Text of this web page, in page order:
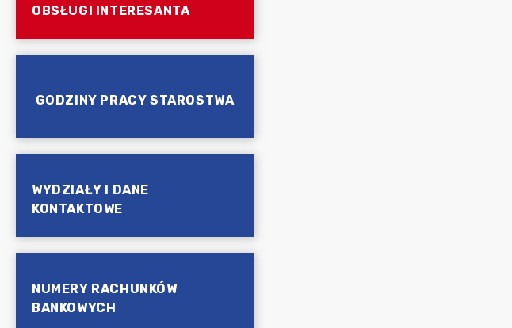
OBSŁUGI INTERESANTA
GODZINY PRACY STAROSTWA
WYDZIAŁY I DANE
KONTAKTOWE
NUMERY RACHUNKÓW
BANKOWYCH